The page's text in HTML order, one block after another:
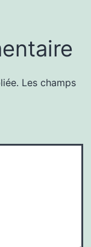
Les champs